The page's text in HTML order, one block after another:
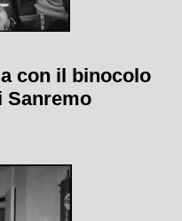
con il binocolo
Sanremo